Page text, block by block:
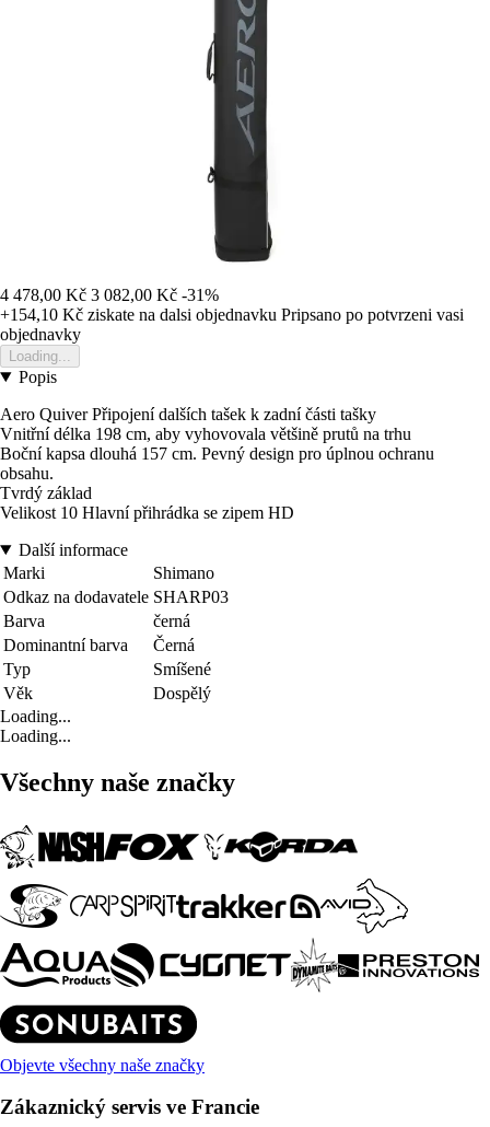
4 478,00 Kč 3 082,00 Kč -31%
+154,10 Kč ziskate na dalsi objednavku Pripsano po potvrzeni vasi
objednavky
Loading...
Popis
Aero Quiver Připojení dalších tašek k zadní části tašky
Vnitřní délka 198 cm, aby vyhovovala většině prutů na trhu
Boční kapsa dlouhá 157 cm. Pevný design pro úplnou ochranu
obsahu.
Tvrdý základ
Velikost 10 Hlavní přihrádka se zipem HD
Další informace
Marki
Shimano
Odkaz na dodavatele SHARP03
Barva
černá
Dominantní barva
Černá
Typ
Smíšené
Věk
Dospělý
Loading...
Loading...
Všechny naše značky
Objevte všechny naše značky
Zákaznický servis ve Francie